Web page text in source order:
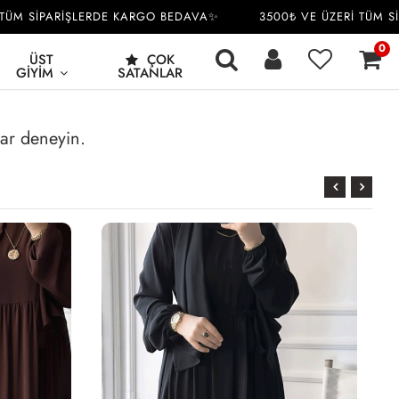
SİPARİŞLERDE KARGO BEDAVA✨ 3500₺ VE ÜZERİ TÜM
ÜST
GIYIM
ÇOK
SATANLAR
0
deneyin.